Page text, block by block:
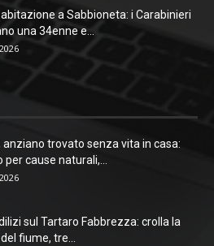
abitazione a Sabbioneta: i Carabinieri
una 34enne e...
anziano trovato senza vita in casa:
per cause naturali,...
sul Tartaro Fabbrezza: crolla la
fiume, tre...